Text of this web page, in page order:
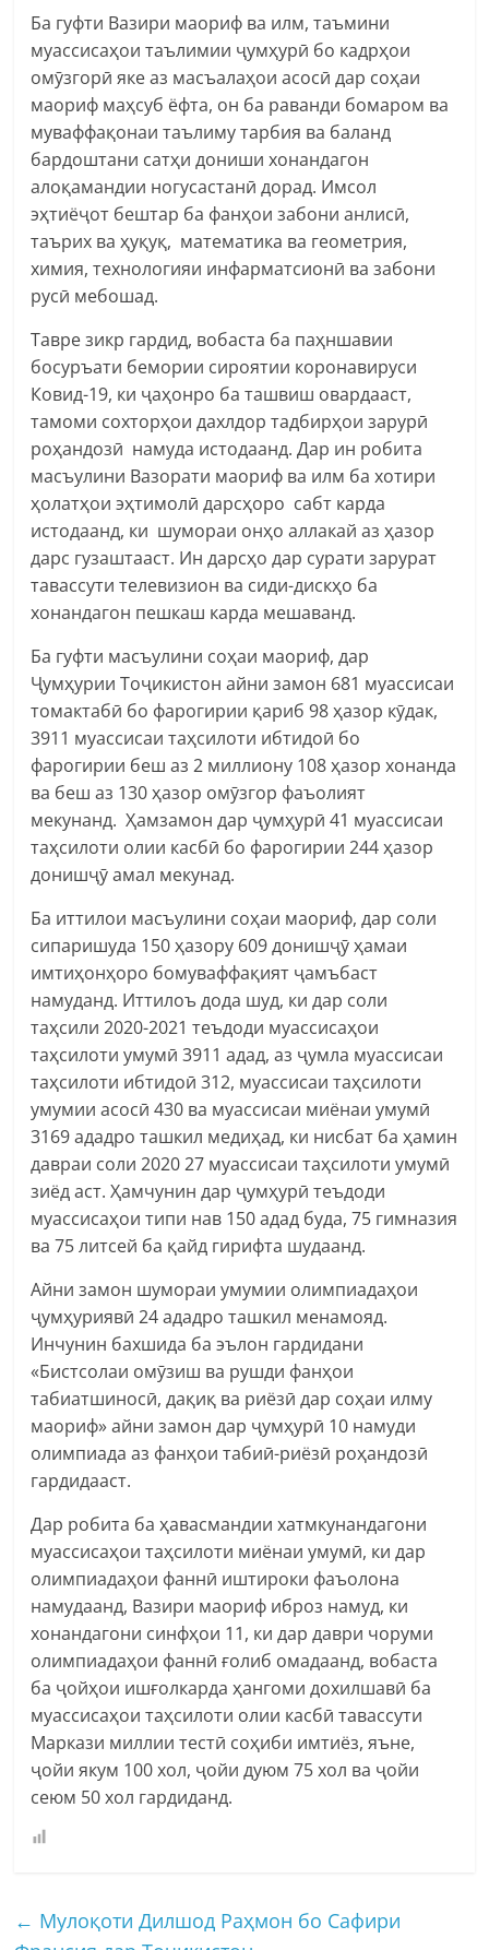
Ба гуфти Вазири маориф ва илм, таъмини
муассисаҳои таълимии ҷумҳурӣ бо кадрҳои
омӯзгорӣ яке аз масъалаҳои асосӣ дар соҳаи
маориф маҳсуб ёфта, он ба раванди бомаром ва
муваффақонаи таълиму тарбия ва баланд
бардоштани сатҳи дониши хонандагон
алоқамандии ногусастанӣ дорад. Имсол
эҳтиёҷот бештар ба фанҳои забони анлисӣ,
таърих ва ҳуқуқ, математика ва геометрия,
химия, технологияи инфарматсионӣ ва забони
русӣ мебошад.
Тавре зикр гардид, вобаста ба паҳншавии
босуръати бемории сироятии коронавируси
Ковид-19, ки ҷаҳонро ба ташвиш овардааст,
тамоми сохторҳои дахлдор тадбирҳои зарурӣ
роҳандозӣ намуда истодаанд. Дар ин робита
масъулини Вазорати маориф ва илм ба хотири
ҳолатҳои эҳтимолӣ дарсҳоро сабт карда
истодаанд, ки шумораи онҳо аллакай аз ҳазор
дарс гузаштааст. Ин дарсҳо дар сурати зарурат
тавассути телевизион ва сиди-дискҳо ба
хонандагон пешкаш карда мешаванд.
Ба гуфти масъулини соҳаи маориф, дар
Ҷумҳурии Тоҷикистон айни замон 681 муассисаи
томактабӣ бо фарогирии қариб 98 ҳазор кӯдак,
3911 муассисаи таҳсилоти ибтидоӣ бо
фарогирии беш аз 2 миллиону 108 ҳазор хонанда
ва беш аз 130 ҳазор омӯзгор фаъолият
мекунанд. Ҳамзамон дар ҷумҳурӣ 41 муассисаи
таҳсилоти олии касбӣ бо фарогирии 244 ҳазор
донишҷӯ амал мекунад.
Ба иттилои масъулини соҳаи маориф, дар соли
сипаришуда 150 ҳазору 609 донишҷӯ ҳамаи
имтиҳонҳоро бомуваффақият ҷамъбаст
намуданд. Иттилоъ дода шуд, ки дар соли
таҳсили 2020-2021 теъдоди муассисаҳои
таҳсилоти умумӣ 3911 адад, аз ҷумла муассисаи
таҳсилоти ибтидоӣ 312, муассисаи таҳсилоти
умумии асосӣ 430 ва муассисаи миёнаи умумӣ
3169 ададро ташкил медиҳад, ки нисбат ба ҳамин
давраи соли 2020 27 муассисаи таҳсилоти умумӣ
зиёд аст. Ҳамчунин дар ҷумҳурӣ теъдоди
муассисаҳои типи нав 150 адад буда, 75 гимназия
ва 75 литсей ба қайд гирифта шудаанд.
Айни замон шумораи умумии олимпиадаҳои
ҷумҳуриявӣ 24 ададро ташкил менамояд.
Инчунин бахшида ба эълон гардидани
«Бистсолаи омӯзиш ва рушди фанҳои
табиатшиносӣ, дақиқ ва риёзӣ дар соҳаи илму
маориф» айни замон дар ҷумҳурӣ 10 намуди
олимпиада аз фанҳои табиӣ-риёзӣ роҳандозӣ
гардидааст.
Дар робита ба ҳавасмандии хатмкунандагони
муассисаҳои таҳсилоти миёнаи умумӣ, ки дар
олимпиадаҳои фаннӣ иштироки фаъолона
намудаанд, Вазири маориф иброз намуд, ки
хонандагони синфҳои 11, ки дар даври чоруми
олимпиадаҳои фаннӣ ғолиб омадаанд, вобаста
ба ҷойҳои ишғолкарда ҳангоми дохилшавӣ ба
муассисаҳои таҳсилоти олии касбӣ тавассути
Маркази миллии тестӣ соҳиби имтиёз, яъне,
ҷойи якум 100 хол, ҷойи дуюм 75 хол ва ҷойи
сеюм 50 хол гардиданд.
← Мулоқоти Дилшод Раҳмон бо Сафири